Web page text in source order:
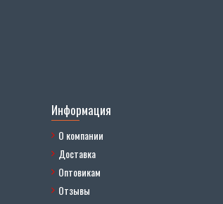
Информация
О компании
Доставка
Оптовикам
Отзывы